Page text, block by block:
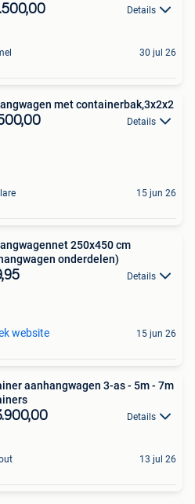
Details
30 jul 26
met containerbak,3x2x2
Details
15 jun 26
250x450 cm
onderdelen)
Details
website 15 jun 26
aanhangwagen 3-as - 5m - 7m
Details
13 jul 26